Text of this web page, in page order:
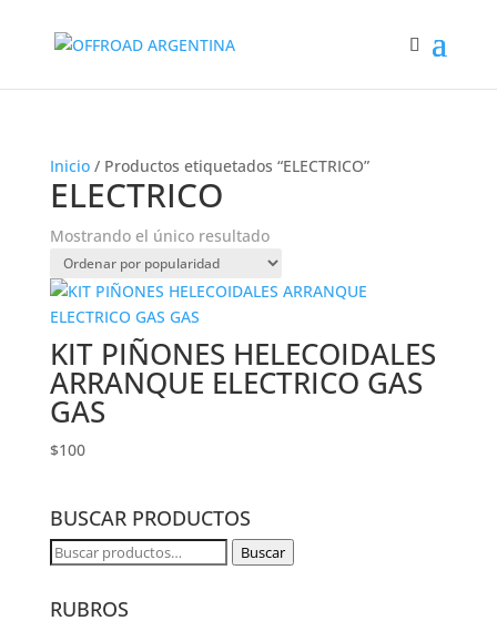
Inicio/ Productos etiquetados “ELECTRICO”
ELECTRICO
Mostrando el único resultado
KIT PIÑONES HELECOIDALES
ARRANQUE ELECTRICO GAS
GAS
$100
BUSCAR PRODUCTOS
Buscar
Buscar
RUBROS